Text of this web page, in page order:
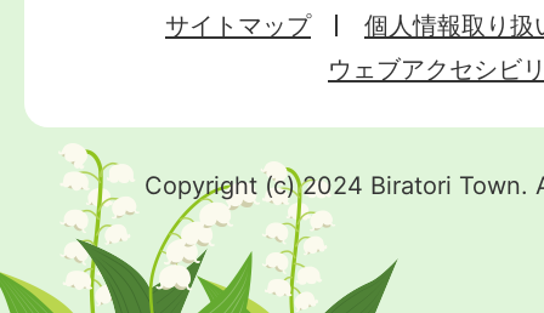
サイトマップ
個人情報取り扱
ウェブアクセシビ
Copyright (c) 2024 Biratori Town.